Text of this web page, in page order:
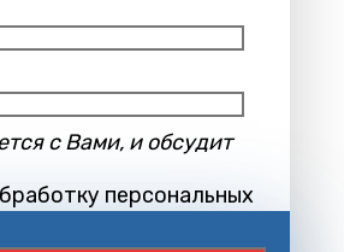
с Вами, и обсудит
персональных